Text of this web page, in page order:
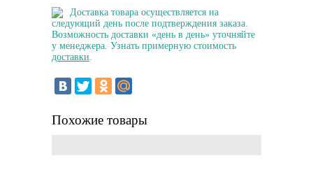
Доставка товара осуществляется на
следующий день после подтверждения заказа.
Возможность доставки «день в день» уточняйте
у менеджера. Узнать примерную стоимость
доставки.
Похожие товары